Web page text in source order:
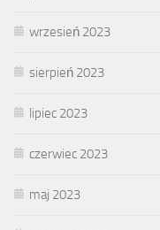
wrzesień 2023
sierpień 2023
lipiec 2023
czerwiec 2023
maj 2023